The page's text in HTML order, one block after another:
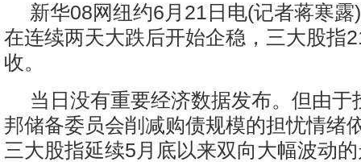
新华08网纽约6月21日电(记者蒋寒
在连续两天大跌后开始企稳，三大股指
收。
当日没有重要经济数据发布。但由于
邦储备委员会削减购债规模的担忧情绪
三大股指延续5月底以来双向大幅波动